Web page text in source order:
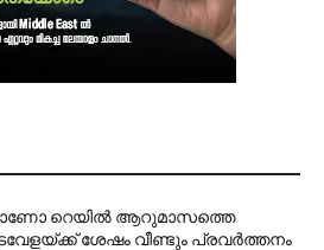
റെയില്‍ ആറുമാസത്തെ
ശേഷം വീണ്ടും പ്രവര്‍ത്തനം